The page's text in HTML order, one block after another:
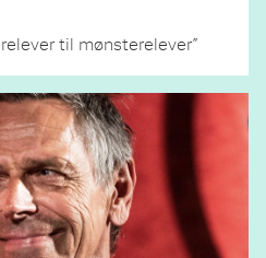
til mønsterelever”